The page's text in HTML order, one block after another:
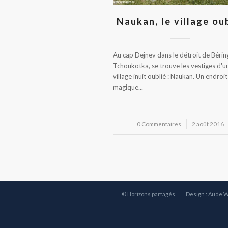
Naukan, le village
Au cap Dejnev dans le détroit de
Tchoukotka, se trouve les vestiges
village inuit oublié : Naukan. Un endroit
magique...
0 Commentaires
/ 2 août 2016
© Horizons partagés Design : Aude